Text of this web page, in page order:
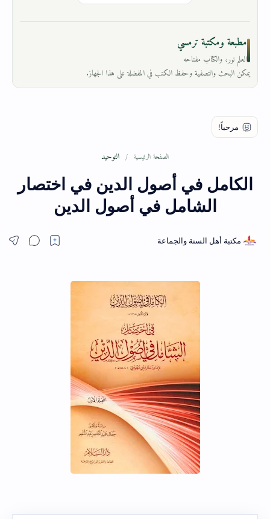
مطبعة ومكتبة ترمسي
العلم نور، والكتاب مفتاحه
يمكن البحث والتصفية وحفظ الكتب في المفضلة على هذا الجهاز.
الصفحة الرئيسية التوحيد
الكامل في أصول الدين في اختصار
الشامل في أصول الدين